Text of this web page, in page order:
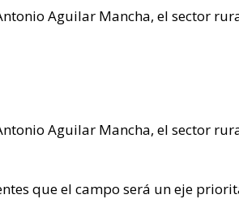
Aguilar Mancha, el sector
Aguilar Mancha, el sector
que el campo será un eje